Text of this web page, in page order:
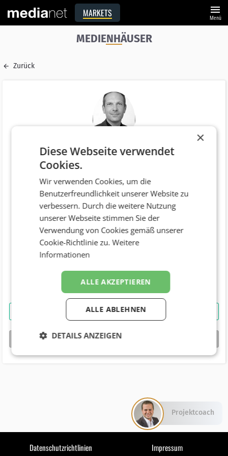
MARKETS menu
Menü
MEDIENHÄUSER
Zurück
Name
Wolfgang Jansky
E-Mail
a.dugandzic@heute.at
Funktion
Geschäftsführer
Telefonnummer
+43 (50) 950 (12130)
Wolfgang Janskykontaktieren
bizbook-Profil vonWolfgang Jansky
Datenschutzrichtlinien Impressum
×
Diese Webseite verwendet
Cookies.
Wir verwenden Cookies, um die
Benutzerfreundlichkeit unserer Website zu
verbessern. Durch die weitere Nutzung
unserer Webseite stimmen Sie der
Verwendung von Cookies gemäß unserer
Cookie-Richtlinie zu.Weitere
Informationen
ALLE AKZEPTIEREN
ALLE ABLEHNEN
DETAILS ANZEIGEN
Projektcoach